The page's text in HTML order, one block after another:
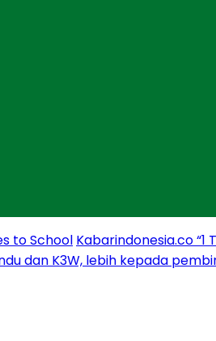
to School Kabarindonesia.co “1
dan K3W, lebih kepada